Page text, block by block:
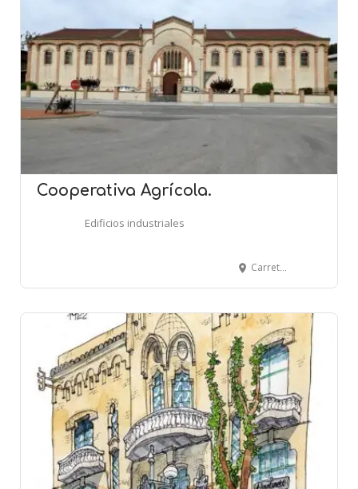
Cooperativa Agrícola.
Edificios industriales
Carretera Santes Creus, 4 - VILA-RODONA